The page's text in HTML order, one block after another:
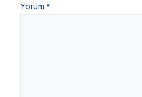
Yorum *